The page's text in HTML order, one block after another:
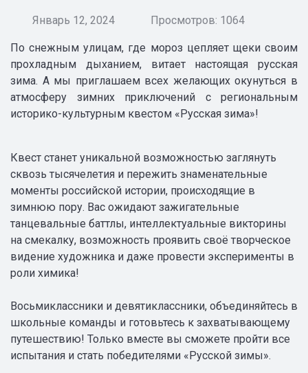
Январь 12, 2024 Просмотров: 1064
По снежным улицам, где мороз цепляет щеки своим
прохладным дыханием, витает настоящая русская
зима. А мы приглашаем всех желающих окунуться в
атмосферу зимних приключений с региональным
историко-культурным квестом «Русская зима»!
Квест станет уникальной возможностью заглянуть
сквозь тысячелетия и пережить знаменательные
моменты российской истории, происходящие в
зимнюю пору. Вас ожидают зажигательные
танцевальные баттлы, интеллектуальные викторины
на смекалку, возможность проявить своё творческое
видение художника и даже провести эксперименты в
роли химика!
Восьмиклассники и девятиклассники, объединяйтесь в
школьные команды и готовьтесь к захватывающему
путешествию! Только вместе вы сможете пройти все
испытания и стать победителями «Русской зимы».